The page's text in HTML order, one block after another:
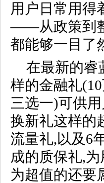
用户日常用得
——从政策到
都能够一目了
在最新的睿
样的金融礼
三选一)可供
换新礼这样的
流量礼,以及6
成的质保礼,
为超值的还